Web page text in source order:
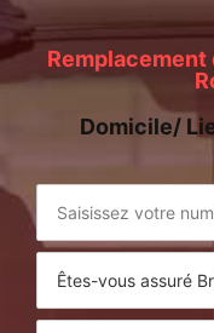
Remplacement
Domicile/